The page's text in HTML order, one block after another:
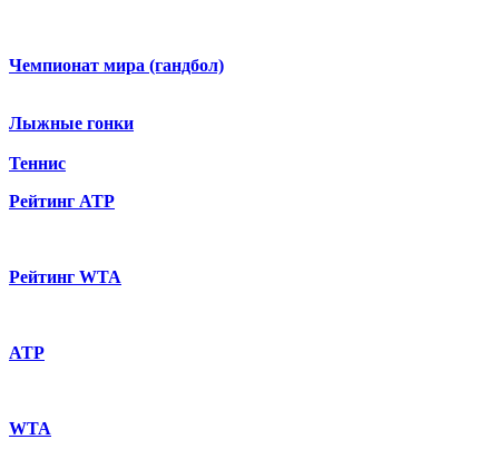
Чемпионат мира (гандбол)
Лыжные гонки
Теннис
Рейтинг ATP
Рейтинг WTA
ATP
WTA